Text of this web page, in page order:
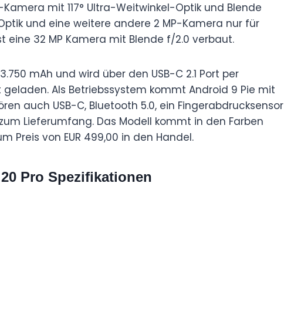
mit 117° Ultra-Weitwinkel-Optik und Blende
und eine weitere andere 2 MP-Kamera nur für
eine 32 MP Kamera mit Blende f/2.0 verbaut.
mAh und wird über den USB-C 2.1 Port per
Als Betriebssystem kommt Android 9 Pie mit
auch USB-C, Bluetooth 5.0, ein Fingerabdrucksensor
Lieferumfang. Das Modell kommt in den Farben
Preis von EUR 499,00 in den Handel.
Pro Spezifikationen